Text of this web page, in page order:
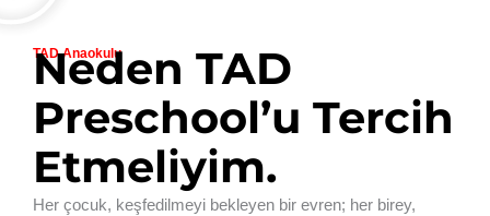
TAD Anaokulu
Neden TAD
Preschool’u Tercih
Etmeliyim.
Her çocuk, keşfedilmeyi bekleyen bir evren; her birey,